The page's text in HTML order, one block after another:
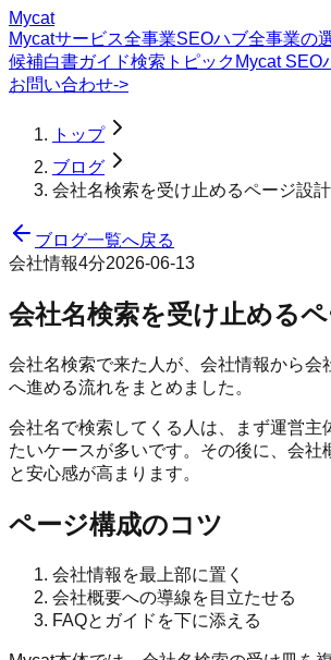
Mycat
Mycatサービス全事業SEOハブ全事業の
候補白書ガイド検索トピック Mycat SEO
お問い合わせ->
トップ
ブログ
会社名検索を受け止めるページ設計
ブログ一覧へ戻る
会社情報4分2026-06-13
会社名検索を受け止める
会社名検索で来た人が、会社情報から会
へ進める流れをまとめました。
会社名で検索してくる人は、まず運営主
たいケースが多いです。その後に、会社
と安心感が高まります。
ページ構成のコツ
会社情報を最上部に置く
会社概要への導線を目立たせる
FAQとガイドを下に添える